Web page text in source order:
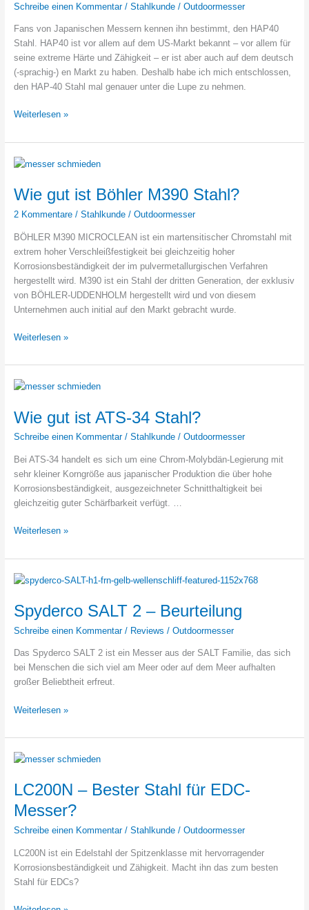
Stahl
Messerstahl?
Schreibe einen Kommentar / Stahlkunde/ Outdoormesser
Fans von Japanischen Messern kennen ihn bestimmt, den HAP40
Stahl. HAP40 ist vor allem auf dem US-Markt bekannt – vor allem für
seine extreme Härte und Zähigkeit – er ist aber auch auf dem deutsch
(-sprachig-) en Markt zu haben. Deshalb habe ich mich entschlossen,
den HAP-40 Stahl mal genauer unter die Lupe zu nehmen.
Was
und
wie
ist
HAP40
Stahl?
Weiterlesen »
Wie gut ist Böhler M390 Stahl?
2 Kommentare / Stahlkunde/ Outdoormesser
BÖHLER M390 MICROCLEAN ist ein martensitischer Chromstahl mit
extrem hoher Verschleißfestigkeit bei gleichzeitig hoher
Korrosionsbeständigkeit der im pulvermetallurgischen Verfahren
hergestellt wird. M390 ist ein Stahl der dritten Generation, der exklusiv
von BÖHLER-UDDENHOLM hergestellt wird und von diesem
Unternehmen auch initial auf den Markt gebracht wurde.
Wie
ist
Böhler
Weiterlesen »
Wie gut ist ATS-34 Stahl?
Schreibe einen Kommentar / Stahlkunde/ Outdoormesser
Bei ATS-34 handelt es sich um eine Chrom-Molybdän-Legierung mit
sehr kleiner Korngröße aus japanischer Produktion die über hohe
Korrosionsbeständigkeit, ausgezeichneter Schnitthaltigkeit bei
gleichzeitig guter Schärfbarkeit verfügt. …
Wie
ist
ATS-
Stahl?
Weiterlesen »
Spyderco SALT 2 – Beurteilung
Schreibe einen Kommentar / Reviews / Outdoormesser
Das Spyderco SALT 2 ist ein Messer aus der SALT Familie, das sich
bei Menschen die sich viel am Meer oder auf dem Meer aufhalten
großer Beliebtheit erfreut.
Spyderco
2
–
Weiterlesen »
LC200N – Bester Stahl für EDC-
Messer?
Schreibe einen Kommentar / Stahlkunde/ Outdoormesser
LC200N ist ein Edelstahl der Spitzenklasse mit hervorragender
Korrosionsbeständigkeit und Zähigkeit. Macht ihn das zum besten
Stahl für EDCs?